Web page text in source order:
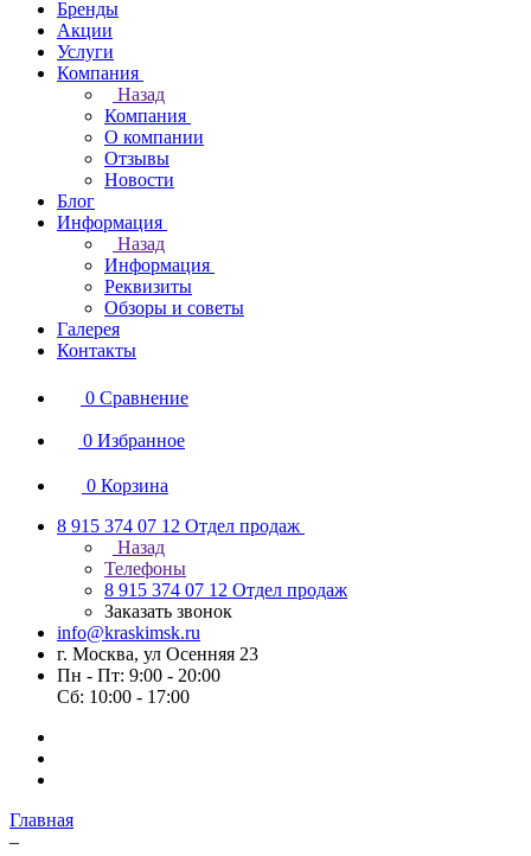
Бренды
Акции
Услуги
Компания
Назад
Компания
О компании
Отзывы
Новости
Блог
Информация
Назад
Информация
Реквизиты
Обзоры и советы
Галерея
Контакты
0 Сравнение
0 Избранное
0 Корзина
8 915 374 07 12 Отдел продаж
Назад
Телефоны
8 915 374 07 12 Отдел продаж
Заказать звонок
info@kraskimsk.ru
г. Москва, ул Осенняя 23
Пн - Пт: 9:00 - 20:00
Сб: 10:00 - 17:00
Главная
–